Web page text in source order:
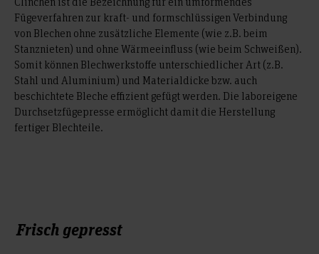
Fügeverfahren zur kraft- und formschlüssigen Verbindung
von Blechen ohne zusätzliche Elemente (wie z.B. beim
Stanznieten) und ohne Wärmeeinfluss (wie beim Schweißen).
Somit können Blechwerkstoffe unterschiedlicher Art (z.B.
Stahl und Aluminium) und Materialdicke bzw. auch
beschichtete Bleche effizient gefügt werden. Die laboreigene
Durchsetzfügepresse ermöglicht damit die Herstellung
fertiger Blechteile.
Frisch gepresst